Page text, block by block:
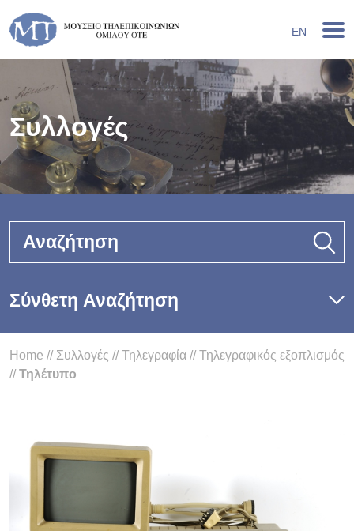
EN
Συλλογές
Αναζήτηση
Σύνθετη Αναζήτηση
Home // Συλλογές //Τηλεγραφία //Τηλεγραφικός εξοπλισμός
//Τηλέτυπο